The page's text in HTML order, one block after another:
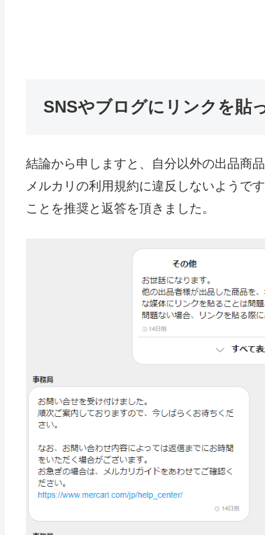
SNSやブログにリンクを貼
結論から申しますと、自分以外の出品商
メルカリの利用規約に違反しないようで
ことを推奨と返答を頂きました。